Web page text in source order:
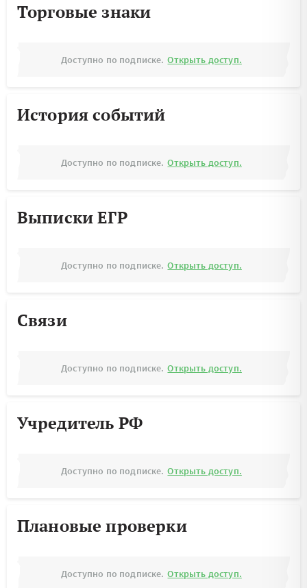
Торговые знаки
Доступно по подписке. Открыть доступ.
История событий
Доступно по подписке. Открыть доступ.
Выписки ЕГР
Доступно по подписке. Открыть доступ.
Связи
Доступно по подписке. Открыть доступ.
Учредитель РФ
Доступно по подписке. Открыть доступ.
Плановые проверки
Доступно по подписке. Открыть доступ.